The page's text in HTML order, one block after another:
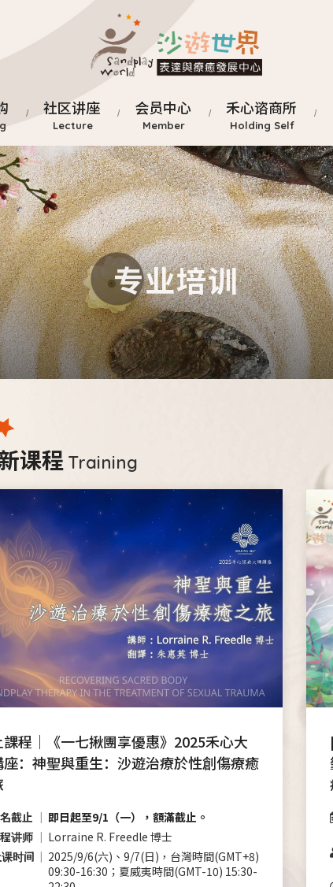
社区讲座 会员中心 禾心谘商所
专业培训
课程 Training
程｜《一七揪團享優惠》2025禾心大
：神聖與重生：沙遊治療於性創傷療癒
截止
即日起至9/1（一），額滿截止。
讲师
Lorraine R. Freedle 博士
时间
2025/9/6(六)、9/7(日)，台灣時間(GMT+8)
09:30-16:30；夏威夷時間(GMT-10) 15:30-